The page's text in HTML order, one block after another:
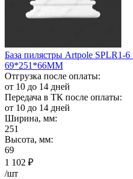
База пилястры Artpole SPLR1-6
69*251*66ММ
Отгрузка после оплаты:
от 10 до 14 дней
Передача в ТК после оплаты:
от 10 до 14 дней
Ширина, мм:
251
Высота, мм:
69
1 102 ₽
/шт